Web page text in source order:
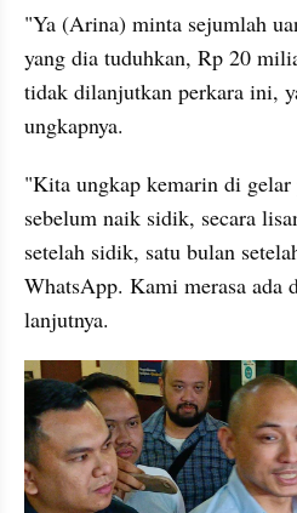
"Ya (Arina) minta sejumlah
yang dia tuduhkan, Rp 20
tidak dilanjutkan perkara ini,
ungkapnya.
"Kita ungkap kemarin di
sebelum naik sidik, secara
setelah sidik, satu bulan
WhatsApp. Kami merasa ada
lanjutnya.